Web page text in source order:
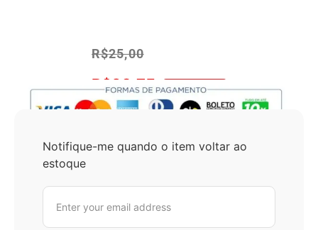
R$25,00
R$23,75 No Pix 5% OFF
Notifique-me quando o item voltar ao
estoque